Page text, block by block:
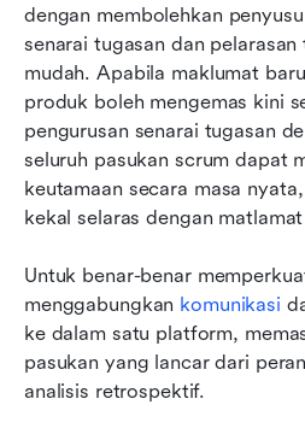
dengan membolehkan
senarai tugasan dan pelarasan
mudah. Apabila maklumat
produk boleh mengemas kini
pengurusan senarai tugasan
seluruh pasukan scrum dapat
keutamaan secara masa
kekal selaras dengan
Untuk benar-benar
menggabungkan komunikasi
ke dalam satu platform,
pasukan yang lancar dari
analisis retrospektif.